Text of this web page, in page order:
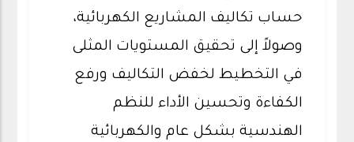
حساب تكاليف المشاريع الكهربائية،
وصولاً إلى تحقيق المستويات المثلى
في التخطيط لخفض التكاليف ورفع
الكفاءة وتحسين الأداء للنظم
الهندسية بشكل عام والكهربائية